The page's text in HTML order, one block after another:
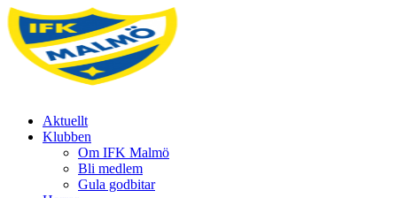
Aktuellt
Klubben
Om IFK Malmö
Bli medlem
Gula godbitar